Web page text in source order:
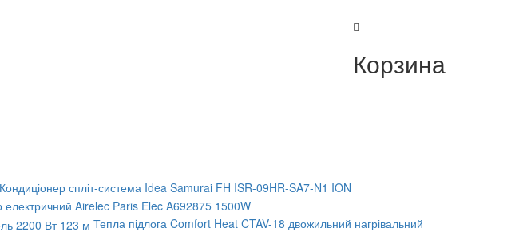
Корзина
Кондиціонер спліт-система Idea Samurai FH ISR-09HR-SA7-N1 ION
електричний Airelec Paris Elec A692875 1500W
Тепла підлога Comfort Heat CTAV-18 двожильний нагрівальний